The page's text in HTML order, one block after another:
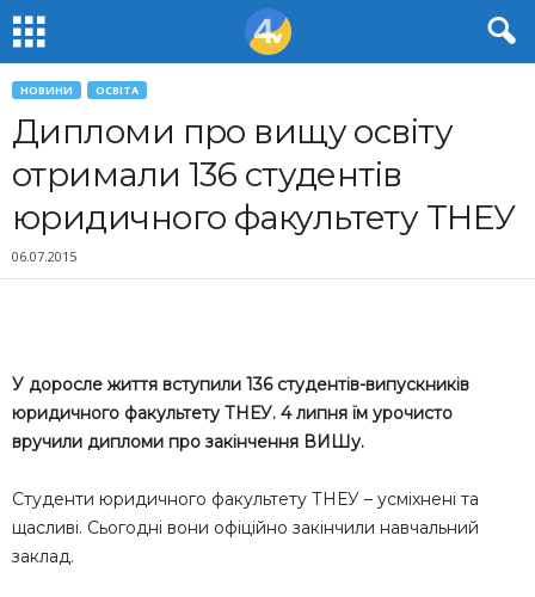
НОВИНИ ОСВІТА
Дипломи про вищу освіту
отримали 136 студентів
юридичного факультету ТНЕУ
06.07.2015
У доросле життя вступили 136 студентів-випускників
юридичного факультету ТНЕУ. 4 липня їм урочисто
вручили дипломи про закінчення ВИШу.
Студенти юридичного факультету ТНЕУ – усміхнені та
щасливі. Сьогодні вони офіційно закінчили навчальний
заклад.